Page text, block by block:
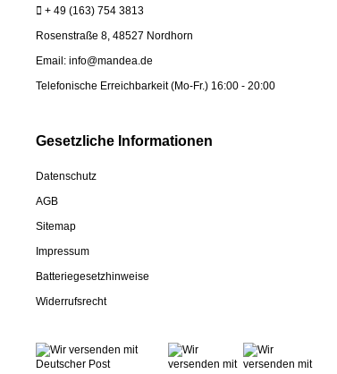
+ 49 (163) 754 3813
Rosenstraße 8, 48527 Nordhorn
Email: info@mandea.de
Telefonische Erreichbarkeit (Mo-Fr.) 16:00 - 20:00
Gesetzliche Informationen
Datenschutz
AGB
Sitemap
Impressum
Batteriegesetzhinweise
Widerrufsrecht